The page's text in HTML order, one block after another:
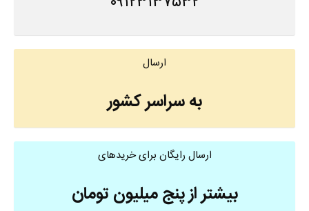
ارسال
به سراسر کشور
ارسال رایگان برای خریدهای
بیشتر از پنج میلیون تومان